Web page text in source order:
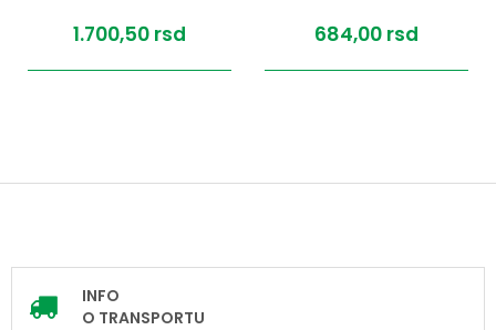
1.700,50 rsd 684,00 rsd
INFO
O TRANSPORTU